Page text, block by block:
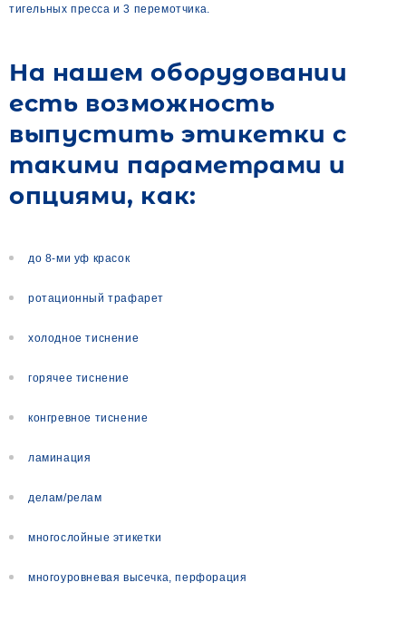
тигельных пресса и 3 перемотчика.
На нашем оборудовании
есть возможность
выпустить этикетки с
такими параметрами и
опциями, как:
до 8-ми уф красок
ротационный трафарет
холодное тиснение
горячее тиснение
конгревное тиснение
ламинация
делам/релам
многослойные этикетки
многоуровневая высечка, перфорация